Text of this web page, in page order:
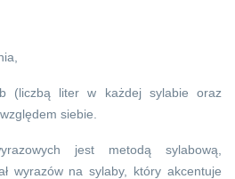
(liczbą liter w każdej sylabie oraz
siebie.
jest metodą sylabową,
wyrazów na sylaby, który akcentuje